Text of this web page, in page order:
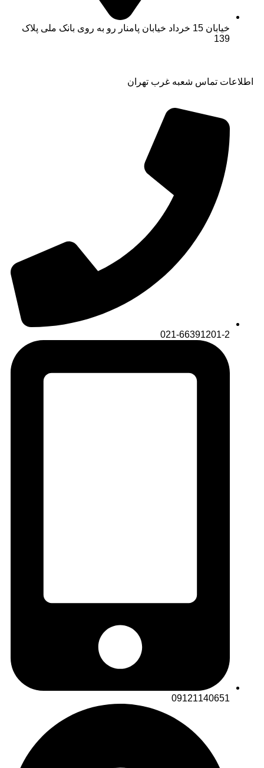
خیابان 15 خرداد خیابان پامنار رو به روی بانک ملی پلاک
139​
اطلاعات تماس شعبه غرب تهران
021-66391201-2
09121140651